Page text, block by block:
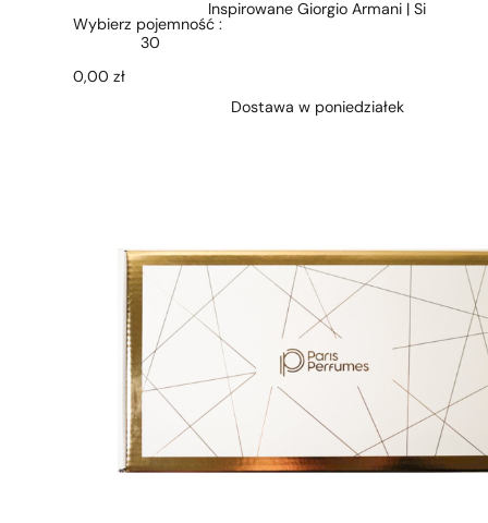
Inspirowane Giorgio Armani | Si
Wybierz pojemność
30
0,00zł
Dostawa w poniedziałek